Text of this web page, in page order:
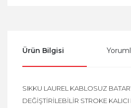
Ürün Bilgisi
SIKKU LAUREL KABLOSUZ
DEĞİŞTİRİLEBİLİR STROKE